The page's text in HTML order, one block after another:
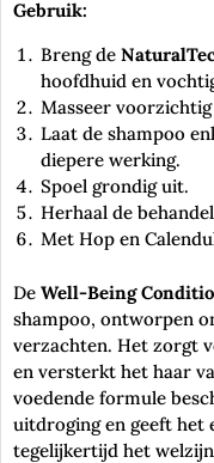
Gebruik:
Breng de
hoofdhuid en
Masseer
Laat de shampoo
diepere werking.
Spoel grondig uit.
Herhaal de
Met Hop en
De Well-Being
shampoo, ontworpen
verzachten. Het zorgt
en versterkt het haar
voedende formule
uitdroging en geeft het
tegelijkertijd het